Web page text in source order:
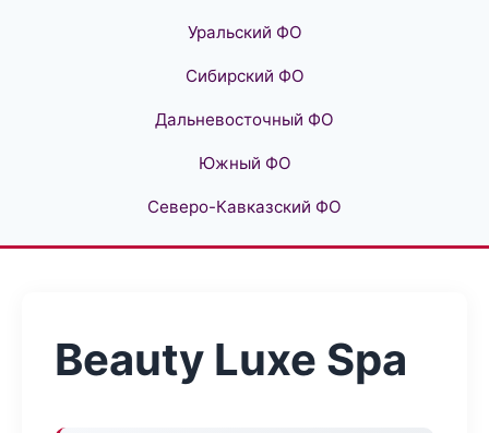
Уральский ФО
Сибирский ФО
Дальневосточный ФО
Южный ФО
Северо-Кавказский ФО
Beauty Luxe Spa